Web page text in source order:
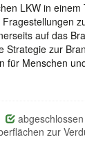
LKW in
auf das
Strategie zur
für Menschen
abgeschlossen
zur